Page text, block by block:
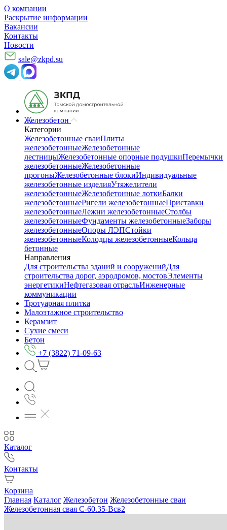
О компании
Раскрытие информации
Вакансии
Контакты
Новости
sale@zkpd.su
Железобетон
Категории
Железобетонные сваиПлиты
железобетонныеЖелезобетонные
лестницыЖелезобетонные опорные подушкиПеремычки
железобетонныеЖелезобетонные
прогоныЖелезобетонные блокиИндивидуальные
железобетонные изделияУтяжелители
железобетонныеЖелезобетонные лоткиБалки
железобетонныеРигели железобетонныеПриставки
железобетонныеЛежни железобетонныеСтолбы
железобетонныеФундаменты железобетонныеЗаборы
железобетонныеОпоры ЛЭПСтойки
железобетонныеКолодцы железобетонныеКольца
бетонные
Направления
Для строительства зданий и сооруженийДля
строительства дорог, аэродромов, мостовЭлементы
энергетикиНефтегазовая отрасльИнженерные
коммуникации
Тротуарная плитка
Малоэтажное строительство
Керамзит
Сухие смеси
Бетон
+7 (3822) 71-09-63
Каталог
Контакты
Корзина
Главная Каталог Железобетон Железобетонные сваи
Железобетонная свая С-60.35-Всв2